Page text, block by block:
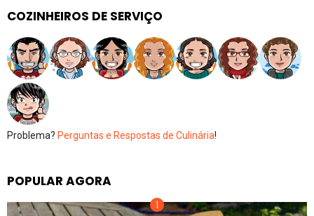
COZINHEIROS DE SERVIÇO
Problema? Perguntas e Respostas de Culinária!
POPULAR AGORA